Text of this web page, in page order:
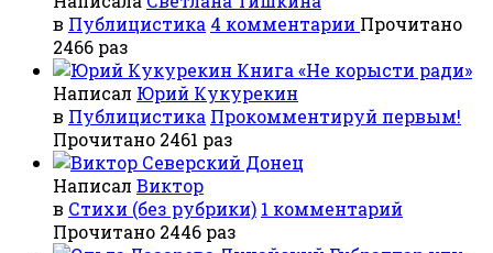
в Публицистика 4 комментарии Прочитано
2466 раз
Книга «Не корысти ради»
Написал Юрий Кукурекин
в Публицистика Прокомментируй первым!
Прочитано 2461 раз
Северский Донец
Написал Виктор
в Стихи (без рубрики) 1 комментарий
Прочитано 2446 раз